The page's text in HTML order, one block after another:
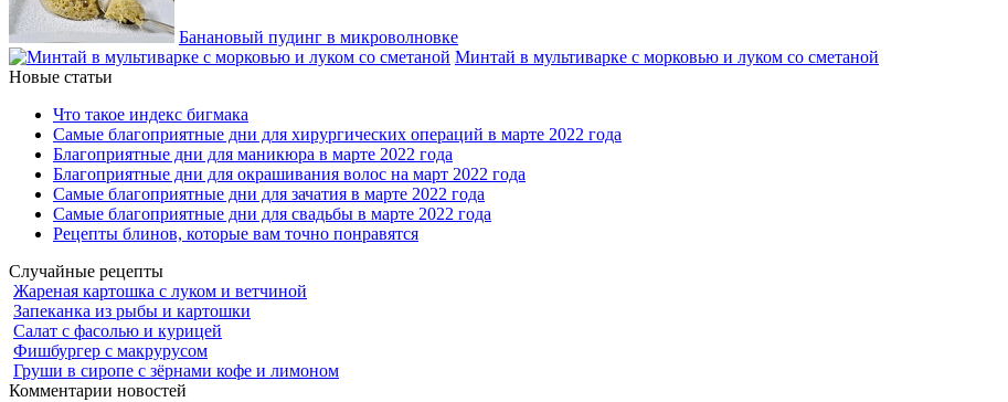
Банановый пудинг в микроволновке
Минтай в мультиварке с морковью и луком со сметаной
Новые статьи
Что такое индекс бигмака
Самые благоприятные дни для хирургических операций в марте 2022 года
Благоприятные дни для маникюра в марте 2022 года
Благоприятные дни для окрашивания волос на март 2022 года
Самые благоприятные дни для зачатия в марте 2022 года
Самые благоприятные дни для свадьбы в марте 2022 года
Рецепты блинов, которые вам точно понравятся
Случайные рецепты
Жареная картошка с луком и ветчиной
Запеканка из рыбы и картошки
Салат с фасолью и курицей
Фишбургер с макрурусом
Груши в сиропе с зёрнами кофе и лимоном
Комментарии новостей